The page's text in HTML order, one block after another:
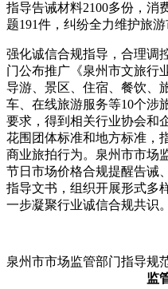
指导告诫材料2100多份，消
题191件，纠纷全力维护旅
强化诚信合规指导，合理调
门公布推广《泉州市文旅行
导游、景区、住宿、餐饮、
车、在线旅游服务等10个涉
要求，得到相关行业协会和
花围团体标准和地方标准，
商业旅拍行为。泉州市市场
节日市场价格合规提醒告诫
指导文书，组织开展形式多
一步凝聚行业诚信合规共识。
泉州市市场监管部门指导规
监